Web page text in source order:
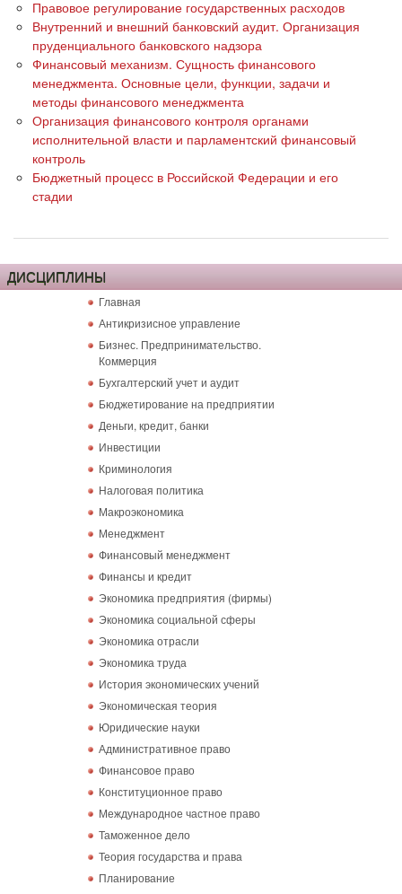
Правовое регулирование государственных расходов
Внутренний и внешний банковский аудит. Организация
пруденциального банковского надзора
Финансовый механизм. Сущность финансового
менеджмента. Основные цели, функции, задачи и
методы финансового менеджмента
Организация финансового контроля органами
исполнительной власти и парламентский финансовый
контроль
Бюджетный процесс в Российской Федерации и его
стадии
ДИСЦИПЛИНЫ
Главная
Антикризисное управление
Бизнес. Предпринимательство.
Коммерция
Бухгалтерский учет и аудит
Бюджетирование на предприятии
Деньги, кредит, банки
Инвестиции
Криминология
Налоговая политика
Макроэкономика
Менеджмент
Финансовый менеджмент
Финансы и кредит
Экономика предприятия (фирмы)
Экономика социальной сферы
Экономика отрасли
Экономика труда
История экономических учений
Экономическая теория
Юридические науки
Административное право
Финансовое право
Конституционное право
Международное частное право
Таможенное дело
Теория государства и права
Планирование